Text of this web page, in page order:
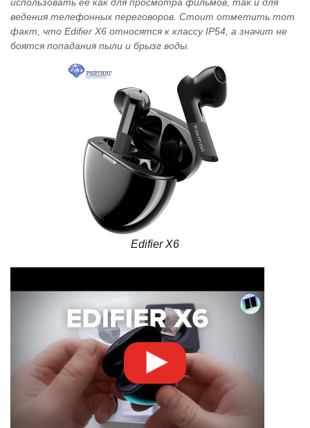
ведения телефонных переговоров. Стоит отметить тот
факт, что Edifier X6 относятся к классу IP54, а значит не
боятся попадания пыли и брызг воды.
Edifier X6